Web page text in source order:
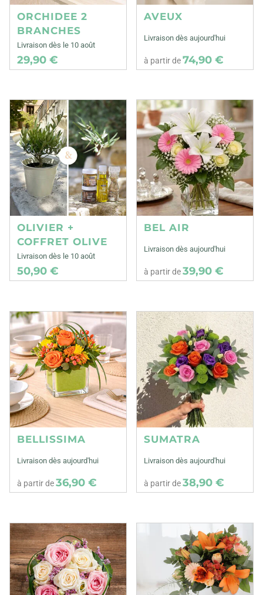
ORCHIDEE 2
BRANCHES
Livraison dès le 10 août
29,90 €
AVEUX
Livraison dès aujourd'hui
à partir de74,90 €
OLIVIER +
COFFRET OLIVE
Livraison dès le 10 août
50,90 €
BEL AIR
Livraison dès aujourd'hui
à partir de39,90 €
BELLISSIMA
Livraison dès aujourd'hui
à partir de36,90 €
SUMATRA
Livraison dès aujourd'hui
à partir de38,90 €